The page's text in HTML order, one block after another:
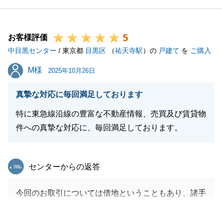
との賜物と存じます。誠にありがとうございました。
閉じる
お客様評価 5
中目黒センター / 東京都 目黒区 （祐天寺駅）の 戸建て を ご購入
M様
M様 2025年10月26日
真摯な対応に毎回満足しております
特に東急線沿線の豊富な不動産情報、売買及び賃貸物
件への真摯な対応に、毎回満足しております。
東急リバブル
センターからの返答
今回のお取引については借地ということもあり、諸手